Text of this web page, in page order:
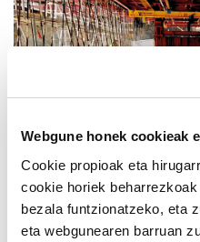
Webgune honek cookieak
Cookie propioak eta
cookie horiek
bezala funtzionatzeko, eta
eta webgunearen barruan